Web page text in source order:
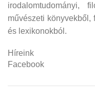
irodalomtudományi,
művészeti könyvekből,
és lexikonokból.
Híreink
Facebook